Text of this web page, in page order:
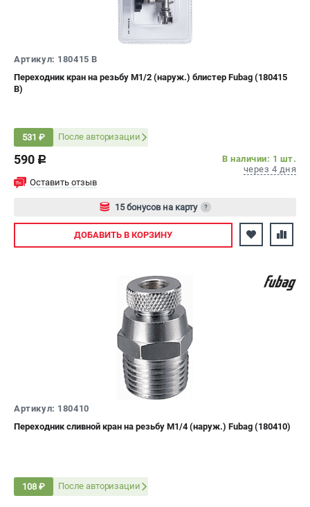
Артикул: 180415 B
Переходник кран на резьбу М1/2 (наруж.) блистер Fubag (180415
B)
531 ₽ После авторизации
590 c
В наличии: 1 шт.
через 4 дня
Оставить отзыв
15 бонусов на карту ?
Авторизуйтесь
ДОБАВИТЬ В КОРЗИНУ
Артикул: 180410
Переходник сливной кран на резьбу М1/4 (наруж.) Fubag (180410)
108 ₽ После авторизации